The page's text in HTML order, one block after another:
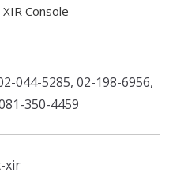
Console
044-5285, 02-198-6956,
350-4459
xir